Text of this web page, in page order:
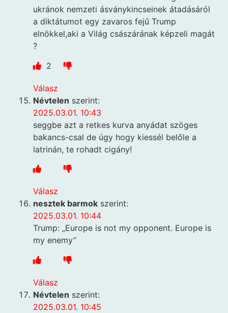
ukránok nemzeti ásványkincseinek átadásáról
a diktátumot egy zavaros fejű Trump
elnökkel,aki a Világ császárának képzeli magát
?
2
Válasz
Névtelen szerint:
2025.03.01. 10:43
seggbe azt a retkes kurva anyádat szöges
bakancs-csal de úgy hogy kiessél belőle a
latrinán, te rohadt cigány!
Válasz
nesztek barmok szerint:
2025.03.01. 10:44
Trump: „Europe is not my opponent. Europe is
my enemy”
Válasz
Névtelen szerint:
2025.03.01. 10:45